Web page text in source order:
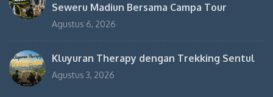
Seweru Madiun Bersama Campa Tour
Agustus 6, 2026
Kluyuran Therapy dengan Trekking Sentul
Agustus 3, 2026